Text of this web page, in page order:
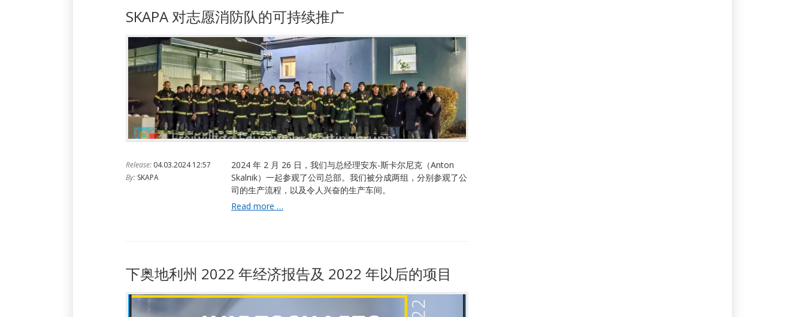
碳
减
排
量
SKAPA 对志愿消防队的可持续推广
Release: 04.03.2024 12:57
By: SKAPA
2024 年 2 月 26 日，我们与总经理安东-斯卡尔尼克（Anton
Skalnik）一起参观了公司总部。我们被分成两组，分别参观了公
司的生产流程，以及令人兴奋的生产车间。
Read more …
防
队
的
下奥地利州 2022 年经济报告及 2022 年以后的项目